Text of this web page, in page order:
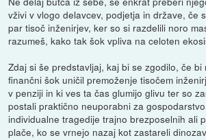
vživi v vlogo delavcev, podjetja in države, če
par tisoč inženirjev, ker so si razdelili noro
razumeš, kako tak šok vpliva na celoten
Zdaj si še predstavljaj, kaj bi se zgodilo, če
finančni šok uničil premoženje tisočem
v penziji in ki ves ta čas glumijo glivu ter so
postali praktično neuporabni za
individualne tragedije trajno brezposelnih ali
plače, ko se vrnejo nazaj kot zastareli